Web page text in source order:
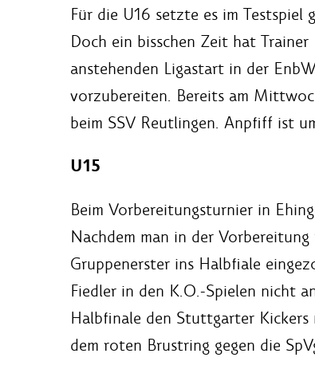
Für die U16 setzte es im Testspiel
Doch ein bisschen Zeit hat
anstehenden Ligastart in der
vorzubereiten. Bereits am
beim SSV Reutlingen. Anpfiff ist
U15
Beim Vorbereitungsturnier in
Nachdem man in der
Gruppenerster ins Halbfiale
Fiedler in den K.O.-Spielen nicht
Halbfinale den Stuttgarter
dem roten Brustring gegen die